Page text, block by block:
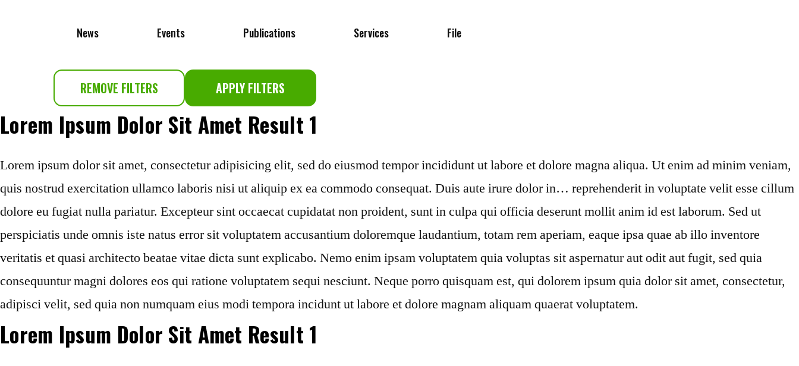
News Events Publications Services File
REMOVE FILTERS APPLY FILTERS
Lorem Ipsum Dolor Sit Amet Result 1
Lorem ipsum dolor sit amet, consectetur adipisicing elit, sed do eiusmod tempor incididunt ut labore et dolore magna aliqua. Ut enim ad minim veniam,
quis nostrud exercitation ullamco laboris nisi ut aliquip ex ea commodo consequat. Duis aute irure dolor in… reprehenderit in voluptate velit esse cillum
dolore eu fugiat nulla pariatur. Excepteur sint occaecat cupidatat non proident, sunt in culpa qui officia deserunt mollit anim id est laborum. Sed ut
perspiciatis unde omnis iste natus error sit voluptatem accusantium doloremque laudantium, totam rem aperiam, eaque ipsa quae ab illo inventore
veritatis et quasi architecto beatae vitae dicta sunt explicabo. Nemo enim ipsam voluptatem quia voluptas sit aspernatur aut odit aut fugit, sed quia
consequuntur magni dolores eos qui ratione voluptatem sequi nesciunt. Neque porro quisquam est, qui dolorem ipsum quia dolor sit amet, consectetur,
adipisci velit, sed quia non numquam eius modi tempora incidunt ut labore et dolore magnam aliquam quaerat voluptatem.
Lorem Ipsum Dolor Sit Amet Result 1